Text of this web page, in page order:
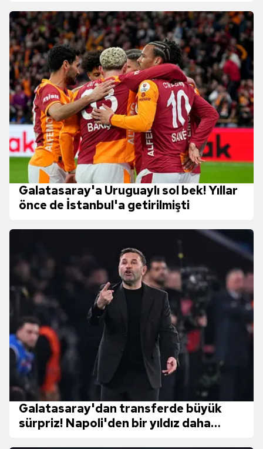
Galatasaray'a Uruguaylı sol bek! Yıllar
önce de İstanbul'a getirilmişti
Galatasaray'dan transferde büyük
sürpriz! Napoli'den bir yıldız daha